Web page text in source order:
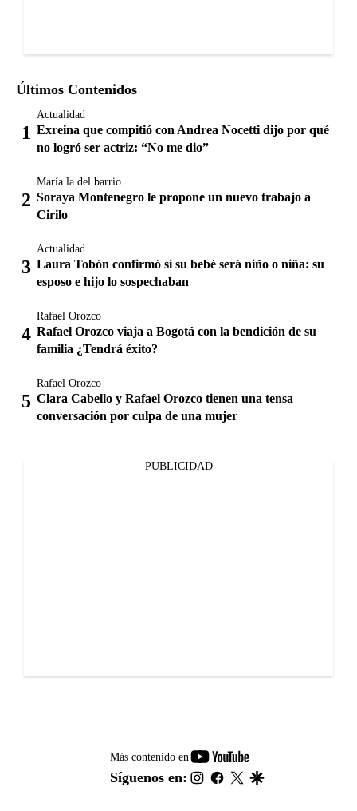
Últimos Contenidos
Actualidad
Exreina que compitió con Andrea Nocetti dijo por qué
no logró ser actriz: “No me dio”
María la del barrio
Soraya Montenegro le propone un nuevo trabajo a
Cirilo
Actualidad
Laura Tobón confirmó si su bebé será niño o niña: su
esposo e hijo lo sospechaban
Rafael Orozco
Rafael Orozco viaja a Bogotá con la bendición de su
familia ¿Tendrá éxito?
Rafael Orozco
Clara Cabello y Rafael Orozco tienen una tensa
conversación por culpa de una mujer
PUBLICIDAD
Más contenido en
youtube-
footer
Síguenos en: instagram
facebook
twitter